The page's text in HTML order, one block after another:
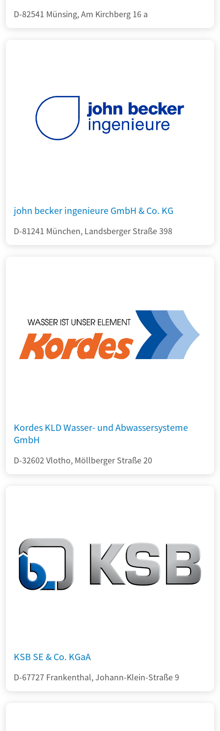
D-82541 Münsing, Am Kirchberg 16 a
john becker ingenieure GmbH & Co. KG
D-81241 München, Landsberger Straße 398
Kordes KLD Wasser- und Abwassersysteme
GmbH
D-32602 Vlotho, Möllberger Straße 20
KSB SE & Co. KGaA
D-67727 Frankenthal, Johann-Klein-Straße 9